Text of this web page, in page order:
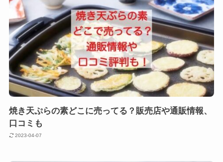
焼き天ぷらの素どこに売ってる？販売店や通販情報、
口コミも
2023-04-07